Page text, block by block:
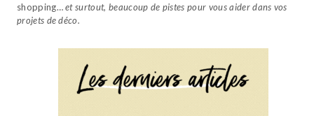
shopping…et surtout, beaucoup de pistes pour vous aider dans vos
projets de déco.